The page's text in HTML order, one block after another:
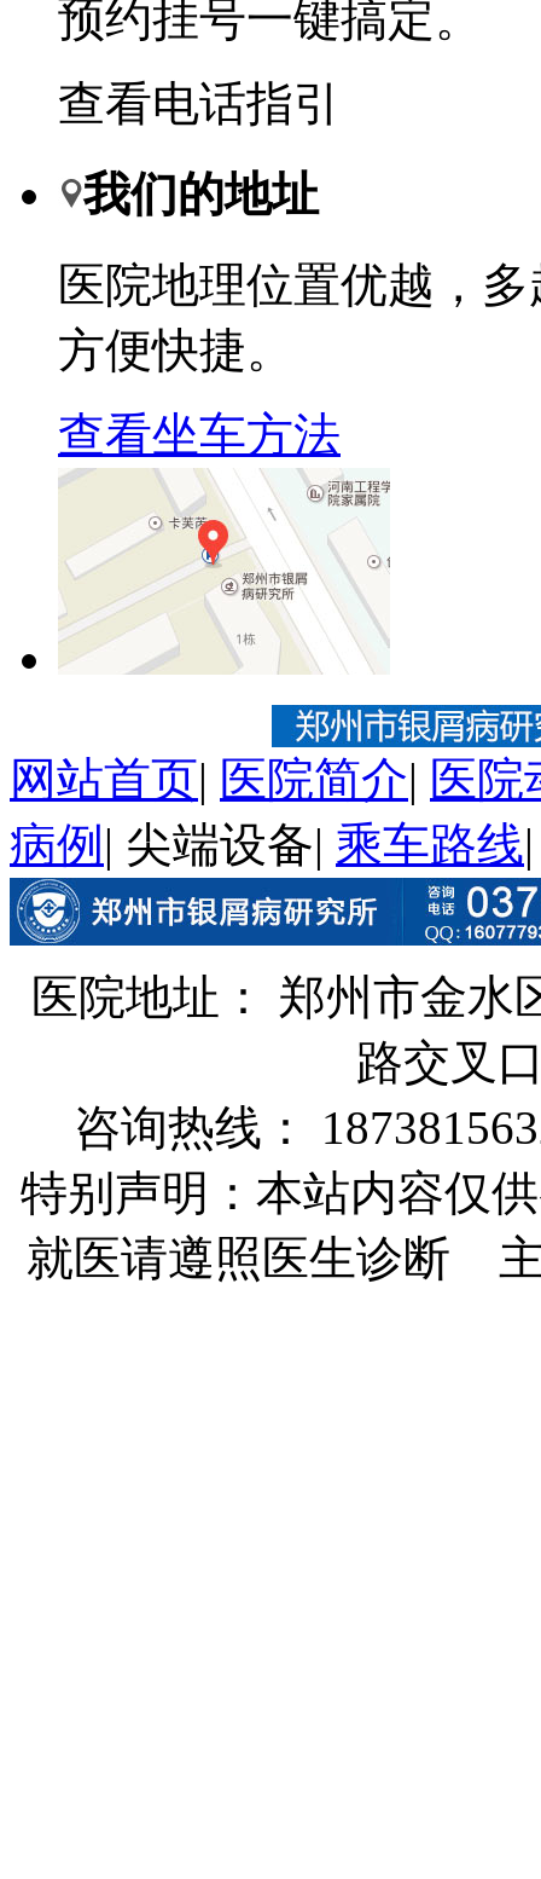
预约挂号一键搞定。
查看电话指引
我们的地址
医院地理位置优越，
方便快捷。
查看坐车方法
网站首页| 医院简介| 医院
病例 | 尖端设备| 乘车路线
医院地址： 郑州市金水
路交叉
咨询热线：
特别声明：本站内容仅
就医请遵照医生诊断